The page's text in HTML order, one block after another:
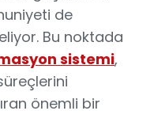
de
Bu noktada
sistemi,
önemli bir